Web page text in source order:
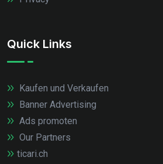
Quick Links
Kaufen und Verkaufen
Banner Advertising
Ads promoten
Our Partners
ticari.ch